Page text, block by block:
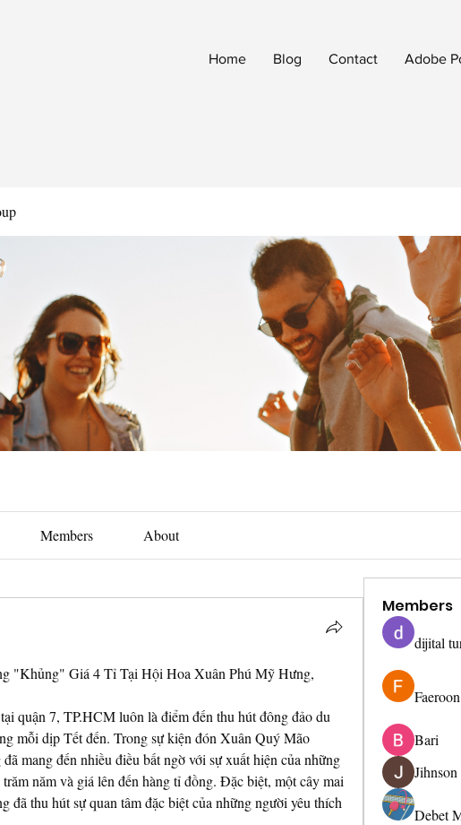
Home Blog Contact Adobe
Members About
"Khủng" Giá 4 Tỉ Tại Hội Hoa Xuân Phú Mỹ Hưng,
quận 7, TP.HCM luôn là điểm đến thu hút đông đảo du
mỗi dịp Tết đến. Trong sự kiện đón Xuân Quý Mão
mang đến nhiều điều bất ngờ với sự xuất hiện của những
năm và giá lên đến hàng tỉ đồng. Đặc biệt, một cây mai
đã thu hút sự quan tâm đặc biệt của những người yêu thích
Members
dijital
Bari
Jihnson
Debet